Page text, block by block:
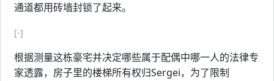
通道都用砖墙封锁了起来。
[-]
根据测量这栋豪宅并决定哪些属于配偶中哪一人的法律专
家透露，房子里的楼梯所有权归Sergei，为了限制